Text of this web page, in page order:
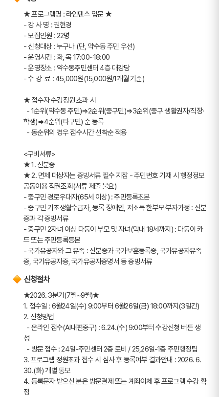
★ 프로그램명 : 라인댄스 입문 ★
- 강 사 명 : 권현경
- 모집인원 : 22명
- 신청대상 : 누구나 (단, 약수동 주민 우선)
- 운영시간 : 화, 목 17:00~18:00
- 운영장소 : 약수동주민센터 4층 대강당
- 수 강  료 : 45,000원(15,000원/1개월 기준)
★ 접수자 수강정원 초과 시
학생)⇒4순위(타구민) 순 등록
  - 동순위의 경우 접수시간 선착순 적용
<구비서류>
★ 1. 신분증
★ 2. 면제 대상자는 증빙서류 필수 지참 - 주민번호 기재 시 행정정보
공동이용 직권조회(서류 제출 불요)
- 중구민 경로우대자(65세 이상) : 주민등록초본
- 중구민 기초생활수급자, 등록 장애인, 저소득 한부모·부자가정 : 신분
증과 각 증빙서류
- 중구민 2자녀 이상 다둥이 부모 및 자녀(막내 18세까지) : 다둥이 카
드 또는 주민등록등본
- 국가유공자와 그 유족 : 신분증과 국가보훈등록증, 국가유공자유족
증, 국가유공자증, 국가유공자증명서 등 증빙서류
신청절차
★2026. 3분기(7월~9월)★
1. 접수일 : 6월24일(수) 9:00부터 6월26일(금) 18:00까지(3일간)
2. 신청방법
성
  - 방문 접수 : 24일-주민센터 2층 로비 / 25,26일-1층 주민행정팀
3. 프로그램 정원초과 접수 시 심사 후 등록여부 결과안내 : 2026. 6.
30.(화) 개별 통보
4. 등록문자 받으신 분은 방문결제 또는 계좌이체 후 프로그램 수강 확
정